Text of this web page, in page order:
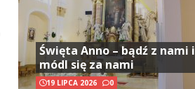
Święta Anno – bądź z nami i
módl się za nami
19 LIPCA 2026 0